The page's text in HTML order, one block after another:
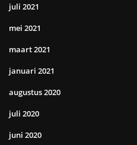
juli 2021
mei 2021
maart 2021
januari 2021
augustus 2020
juli 2020
juni 2020